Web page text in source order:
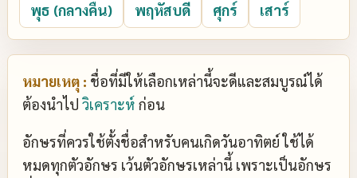
พุธ (กลางคืน)
พฤหัสบดี ศุกร์ เสาร์
หมายเหตุ : ชื่อที่มีให้เลือกเหล่านี้จะดีและสมบูรณ์ได้
ต้องนำไป วิเคราะห์ ก่อน
อักษรที่ควรใช้ตั้งชื่อสำหรับคนเกิดวันอาทิตย์ ใช้ได้
หมดทุกตัวอักษร เว้นตัวอักษรเหล่านี้ เพราะเป็นอักษร